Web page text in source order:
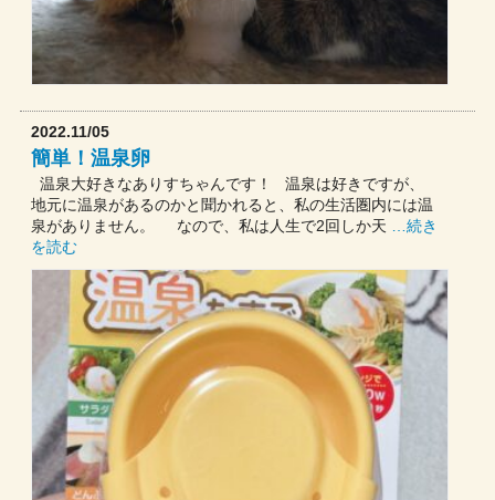
簡単！温泉卵
温泉大好きなありすちゃんです！ 温泉は好きですが、
地元に温泉があるのかと聞かれると、私の生活圏内には温
泉がありません。 なので、私は人生で2回しか天
…続き
を読む
2022.11/05